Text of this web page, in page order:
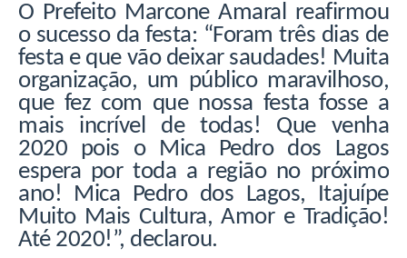
O Prefeito Marcone Amaral reafirmou
o sucesso da festa: “Foram três dias de
festa e que vão deixar saudades! Muita
organização, um público maravilhoso,
que fez com que nossa festa fosse a
mais incrível de todas! Que venha
2020 pois o Mica Pedro dos Lagos
espera por toda a região no próximo
ano! Mica Pedro dos Lagos, Itajuípe
Muito Mais Cultura, Amor e Tradição!
Até 2020!”, declarou.